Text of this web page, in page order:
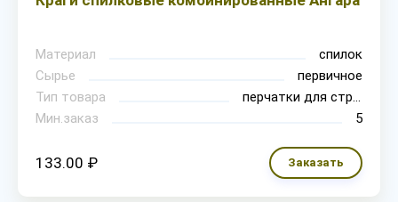
Материал
спилок
Сырье
первичное
Тип товара
перчатки для строительно-монтажных работ
Мин.заказ
5
133.00 ₽ Заказать